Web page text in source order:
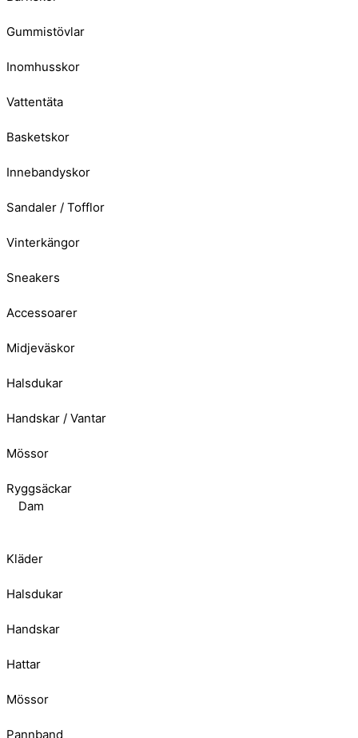
Gummistövlar
Inomhusskor
Vattentäta
Basketskor
Innebandyskor
Sandaler / Tofflor
Vinterkängor
Sneakers
Accessoarer
Midjeväskor
Halsdukar
Handskar / Vantar
Mössor
Ryggsäckar
Dam
Kläder
Halsdukar
Handskar
Hattar
Mössor
Pannband